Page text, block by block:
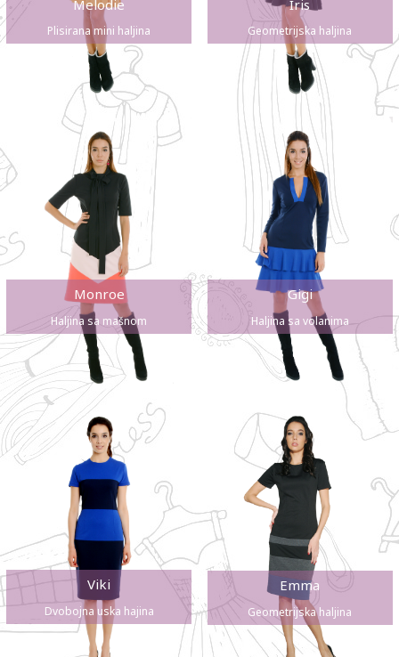
Melodie
Plisirana mini haljina
Iris
Geometrijska haljina
Monroe
Haljina sa mašnom
Gigi
Haljina sa volanima
Viki
Dvobojna uska hajina
Emma
Geometrijska haljina